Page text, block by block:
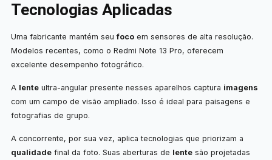
Tecnologias Aplicadas
Uma fabricante mantém seufocoem sensores de alta resolução.
Modelos recentes, como o Redmi Note 13 Pro, oferecem
excelente desempenho fotográfico.
A lenteultra-angular presente nesses aparelhos captura imagens
com um campo de visão ampliado. Isso é ideal para paisagens e
fotografias de grupo.
A concorrente, por sua vez, aplica tecnologias que priorizam a
qualidadefinal da foto. Suas aberturas de lentesão projetadas